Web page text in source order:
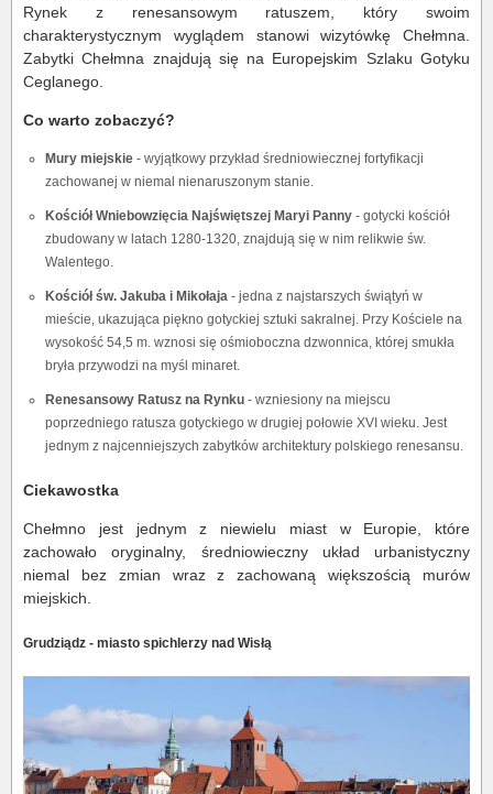
Rynek z renesansowym ratuszem, który swoim
charakterystycznym wyglądem stanowi wizytówkę Chełmna.
Zabytki Chełmna znajdują się na Europejskim Szlaku Gotyku
Ceglanego.
Co warto zobaczyć?
Mury miejskie - wyjątkowy przykład średniowiecznej fortyfikacji
zachowanej w niemal nienaruszonym stanie.
Kościół Wniebowzięcia Najświętszej Maryi Panny - gotycki kościół
zbudowany w latach 1280-1320, znajdują się w nim relikwie św.
Walentego.
Kościół św. Jakuba i Mikołaja - jedna z najstarszych świątyń w
mieście, ukazująca piękno gotyckiej sztuki sakralnej. Przy Kościele na
wysokość 54,5 m. wznosi się ośmioboczna dzwonnica, której smukła
bryła przywodzi na myśl minaret.
Renesansowy Ratusz na Rynku - wzniesiony na miejscu
poprzedniego ratusza gotyckiego w drugiej połowie XVI wieku. Jest
jednym z najcenniejszych zabytków architektury polskiego renesansu.
Ciekawostka
Chełmno jest jednym z niewielu miast w Europie, które
zachowało oryginalny, średniowieczny układ urbanistyczny
niemal bez zmian wraz z zachowaną większością murów
miejskich.
Grudziądz - miasto spichlerzy nad Wisłą